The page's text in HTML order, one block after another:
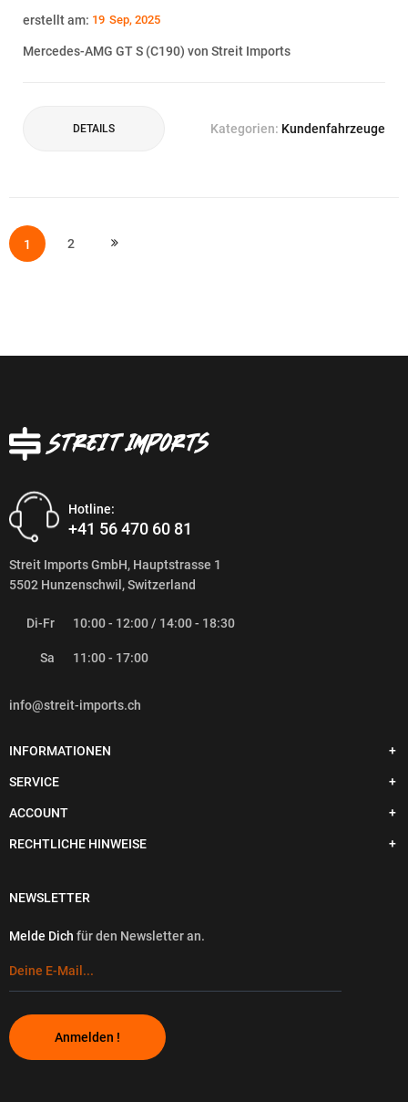
erstellt am: 19 Sep, 2025
Mercedes-AMG GT S (C190) von Streit Imports
DETAILS Kategorien: Kundenfahrzeuge
SeiteSIE LESEN GERADE DIE SEITE
1 2
Hotline:
+41 56 470 60 81
Streit Imports GmbH, Hauptstrasse 1
5502 Hunzenschwil, Switzerland
Di-Fr 10:00 - 12:00 / 14:00 - 18:30
Sa 11:00 - 17:00
info@streit-imports.ch
INFORMATIONEN
SERVICE
ACCOUNT
RECHTLICHE HINWEISE
NEWSLETTER
Melde Dich für den Newsletter an.
Anmelden !